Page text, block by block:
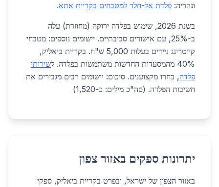
ונהריה: פלדת אל-חלד למטבחים בקריית אתא.
בשנת 2026, שימוש בפלדה ירוקה (מחוזרת) עלה
ב-25%, עם אישורים סביבתיים. יישומים נוספים: מטבחי
קייטרינג ניידים בעלות 5,000 ש"ח. בקריית ביאליק,
40% מהמסעדות החדשות משתמשות בפלדה. ל
שירותי
פלדה, בחרו מקצוענים. סיכום: יישומים רבים מגבירים את
חשיבות הפלדה. (סה"כ מילים: כ-1,520)
יתרונות ספקים באזור צפון
באזור הצפון של ישראל, ובפרט בקריית ביאליק, ספקי